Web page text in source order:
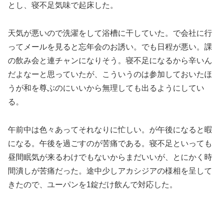
とし、寝不足気味で起床した。
天気が悪いので洗濯をして浴槽に干していた。で会社に行
ってメールを見ると忘年会のお誘い。でも日程が悪い。課
の飲み会と連チャンになりそう。寝不足になるから辛いん
だよなーと思っていたが、こういうのは参加しておいたほ
うが和を尊ぶのにいいから無理しても出るようにしてい
る。
午前中は色々あってそれなりに忙しい。が午後になると暇
になる。午後を過ごすのが苦痛である。寝不足といっても
昼間眠気が来るわけでもないからまだいいが、とにかく時
間潰しが苦痛だった。途中少しアカシジアの様相を呈して
きたので、ユーパンを1錠だけ飲んで対応した。